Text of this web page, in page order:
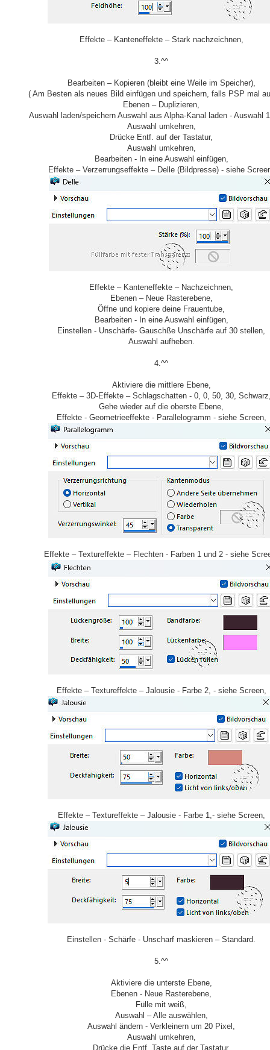
Effekte – Kanteneffekte – Stark nachzeichnen,
3.^^
Bearbeiten – Kopieren (bleibt eine Weile im Speicher),
( Am Besten als neues Bild einfügen und speichern, falls PSP mal
Ebenen – Duplizieren,
Auswahl laden/speichern Auswahl aus Alpha-Kanal laden - Auswahl
Auswahl umkehren,
Drücke Entf. auf der Tastatur,
Auswahl umkehren,
Bearbeiten - In eine Auswahl einfügen,
Effekte – Verzerrungseffekte – Delle (Bildpresse) - siehe
Effekte – Kanteneffekte – Nachzeichnen,
Ebenen – Neue Rasterebene,
Öffne und kopiere deine Frauentube,
Bearbeiten - In eine Auswahl einfügen,
Einstellen - Unschärfe- Gauschße Unschärfe auf 30 stellen,
Auswahl aufheben.
4.^^
Aktiviere die mittlere Ebene,
Effekte – 3D-Effekte – Schlagschatten - 0, 0, 50, 30,
Gehe wieder auf die oberste Ebene,
Effekte - Geometrieeffekte - Parallelogramm - siehe Screen,
Effekte – Textureffekte – Flechten - Farben 1 und 2 - siehe
Effekte – Textureffekte – Jalousie - Farbe 2, - siehe Screen,
Effekte – Textureffekte – Jalousie - Farbe 1,- siehe Screen,
Einstellen - Schärfe - Unscharf maskieren – Standard.
5.^^
Aktiviere die unterste Ebene,
Ebenen - Neue Rasterebene,
Fülle mit weiß,
Auswahl – Alle auswählen,
Auswahl ändern - Verkleinern um 20 Pixel,
Auswahl umkehren,
Drücke die Entf. Taste auf der Tastatur,